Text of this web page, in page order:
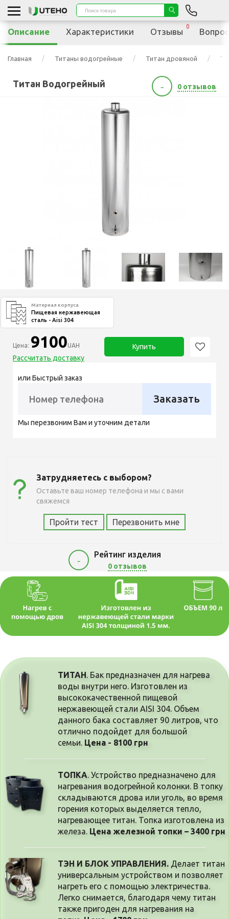
Главная Титаны водогрейные Титан дровяной
Титан Водогрейный - 0 отзывов
Материал корпуса
Пищевая нержавеющая
сталь - Aisi 304
Цена: 9100UAH
Рассчитать доставку
Купить
или Быстрый заказ
Заказать
Мы перезвоним Вам и уточним детали
Затрудняетесь с выбором?
Оставьте ваш номер телефона и мы с вами
свяжемся
Пройти тест Перезвонить мне
-
Рейтинг изделия
0 отзывов
Описание Характеристики Отзывы
0
ТИТАН . Бак предназначен для нагрева
воды внутри него. Изготовлен из
высококачественной пищевой
нержавеющей стали AISI 304. Объем
данного бака составляет 90 литров, что
отлично подойдет для большой
семьи. Цена - 8100 грн
ТОПКА . Устройство предназначено для
нагревания водогрейной колонки. В топку
складываются дрова или уголь, во время
горения которых выделяется тепло,
нагревающее титан. Топка изготовлена из
железа. Цена железной топки – 3400 грн
ТЭН И БЛОК УПРАВЛЕНИЯ. Делает титан
универсальным устройством и позволяет
нагреть его с помощью электричества.
Легко снимается, благодаря чему титан
также пригоден для нагревания на